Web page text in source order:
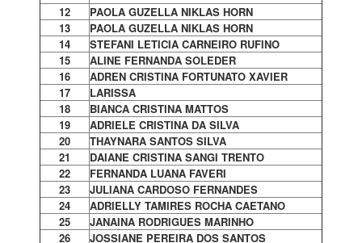
12
PAOLA GUZELLA NIKLAS HORN
13
PAOLA GUZELLA NIKLAS HORN
14
STEFANI LETICIA CARNEIRO RUFINO
15
ALINE FERNANDA SOLEDER
16
ADREN CRISTINA FORTUNATO XAVIER
17
LARISSA
18
BIANCA CRISTINA MATTOS
19
ADRIELE CRISTINA DA SILVA
20
THAYNARA SANTOS SILVA
21
DAIANE CRISTINA SANGI TRENTO
22
FERNANDA LUANA FAVERI
23
JULIANA CARDOSO FERNANDES
24
ADRIELLY TAMIRES ROCHA CAETANO
25
JANAINA RODRIGUES MARINHO
26
JOSSIANE PEREIRA DOS SANTOS